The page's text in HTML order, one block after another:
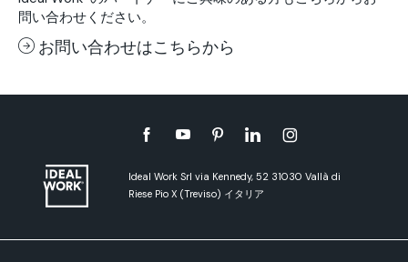
問い合わせください。
お問い合わせはこちらから
Ideal Work Srl via Kennedy, 52 31030 Vallà di
Riese Pio X (Treviso) イタリア